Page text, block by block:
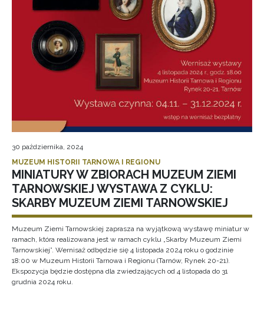
30 października, 2024
MUZEUM HISTORII TARNOWA I REGIONU
MINIATURY W ZBIORACH MUZEUM ZIEMI
TARNOWSKIEJ WYSTAWA Z CYKLU:
SKARBY MUZEUM ZIEMI TARNOWSKIEJ
Muzeum Ziemi Tarnowskiej zaprasza na wyjątkową wystawę miniatur w
ramach, która realizowana jest w ramach cyklu „Skarby Muzeum Ziemi
Tarnowskiej”. Wernisaż odbędzie się 4 listopada 2024 roku o godzinie
18:00 w Muzeum Historii Tarnowa i Regionu (Tarnów, Rynek 20-21).
Ekspozycja będzie dostępna dla zwiedzających od 4 listopada do 31
grudnia 2024 roku.